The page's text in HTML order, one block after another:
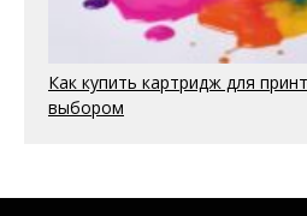
Как купить картридж для
выбором